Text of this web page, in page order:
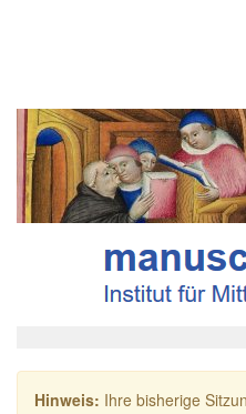
Hinweis: Ihre bisherige